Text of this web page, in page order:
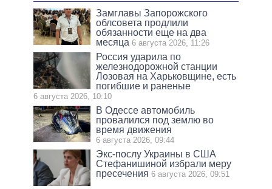
Замглавы Запорожского
облсовета продлили
обязанности еще на два
месяца 6 августа 2026, 11:26
Россия ударила по
железнодорожной станции
Лозовая на Харьковщине, есть
погибшие и раненые
6 августа 2026, 10:10
В Одессе автомобиль
провалился под землю во
время движения
6 августа 2026, 09:44
Экс-послу Украины в США
Стефанишиной избрали меру
пресечения 6 августа 2026, 09:51